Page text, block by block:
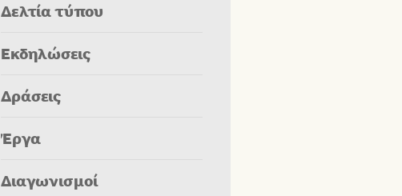
Δελτία τύπου
Εκδηλώσεις
Δράσεις
Έργα
Διαγωνισμοί